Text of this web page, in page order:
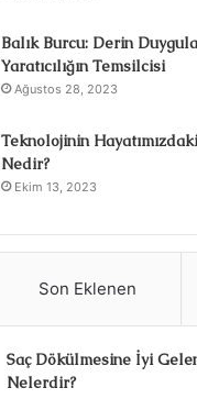
Balık Burcu: Derin
Yaratıcılığın Temsilcisi
Ağustos 28, 2023
Teknolojinin
Nedir?
Ekim 13, 2023
Son Eklenen
Saç Dökülmesine İyi
Nelerdir?